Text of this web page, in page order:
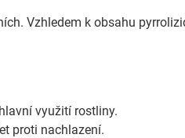
Vzhledem k obsahu
využití rostliny.
proti nachlazení.